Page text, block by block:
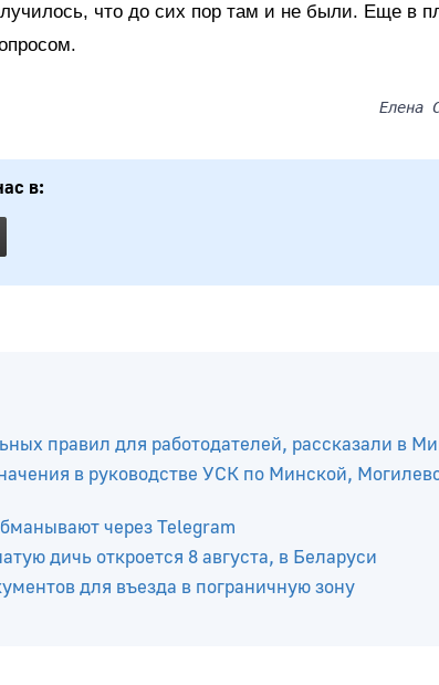
что до сих пор там и не были. Еще в
Елена
в:
правил для работодателей, рассказали в
в руководстве УСК по Минской,
через Telegram
дичь откроется 8 августа, в Беларуси
для въезда в пограничную зону